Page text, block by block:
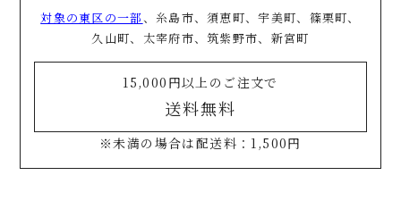
対象の東区の一部 、糸島市、須恵町、宇美町、篠栗町、
久山町、太宰府市、筑紫野市、新宮町
15,000円以上のご注文で
送料無料
※未満の場合は配送料：1,500円